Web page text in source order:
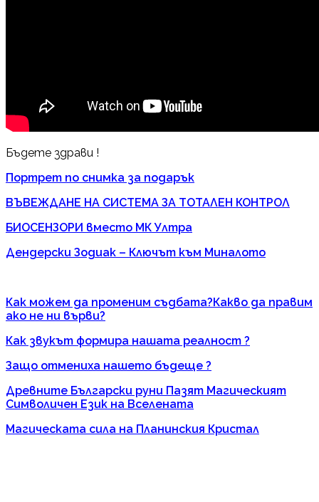
Бъдете здрави !
Портрет по снимка за подарък
ВЪВЕЖДАНЕ НА СИСТЕМА ЗА ТОТАЛЕН КОНТРОЛ
БИОСЕНЗОРИ вместо МК Ултра
Дендерски Зодиак – Ключът към Миналото
Как можем да променим съдбата?Какво да правим
ако не ни върви?
Как звукът формира нашата реалност ?
Защо отмениха нашето бъдеще ?
Древните Български руни Пазят Магическият
Символичен Език на Вселената
Магическата сила на Планинския Кристал